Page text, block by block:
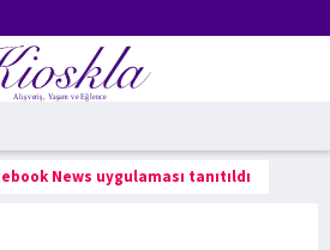
News uygulaması tanıtıldı